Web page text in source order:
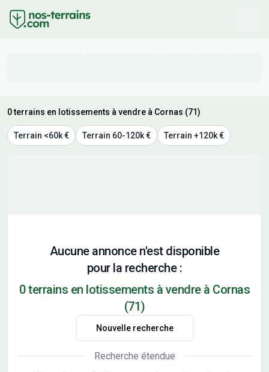
0 terrains en lotissements à vendre à Cornas (71)
Terrain <60k € Terrain 60-120k € Terrain +120k €
Aucune annonce n'est disponible
pour la recherche :
0 terrains en lotissements à vendre à Cornas
(71)
Nouvelle recherche
Recherche étendue